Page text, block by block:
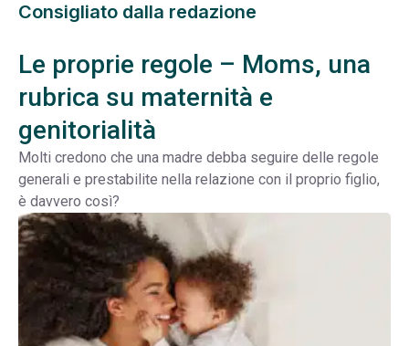
Consigliato dalla redazione
Le proprie regole – Moms, una
rubrica su maternità e
genitorialità
Molti credono che una madre debba seguire delle regole
generali e prestabilite nella relazione con il proprio figlio,
è davvero così?